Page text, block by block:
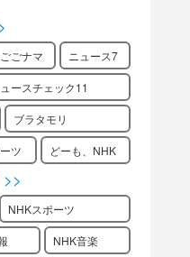
ごごナマ ニュース7
ースチェック11
ブラタモリ
ツ どーも、NHK
NHKスポーツ
NHK音楽